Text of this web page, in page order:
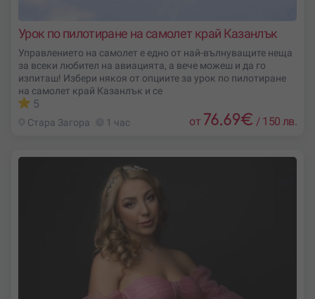
Урок по пилотиране на самолет край Казанлък
Управлението на самолет е едно от най-вълнуващите неща
за всеки любител на авиацията, а вече можеш и да го
изпиташ! Избери някоя от опциите за урок по пилотиране
на самолет край Казанлък и се
5
Стара Загора 1 час от 76.69€ / 150 лв.